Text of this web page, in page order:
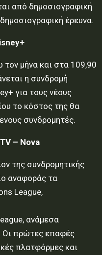
από δημοσιογραφική
έρευνα.
+
μήνα και στα 109,90
η συνδρομή
για τους νέους
το κόστος της θα
συνδρομητές.
TV – Nova
της συνδρομητικής
αναφοράς τα
League,
ανάμεσα
Οι πρώτες επαφές
πλατφόρμες και